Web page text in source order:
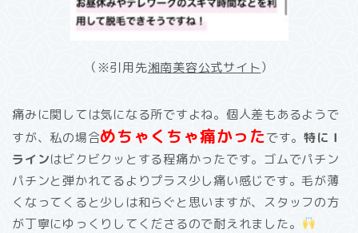
（※引用先湘南美容公式サイト）
痛みに関しては気になる所ですよね。個人差もあるようで
すが、私の場合めちゃくちゃ痛かったです。特にＩ
ラインはビクビクッとする程痛かったです。ゴムでパチン
パチンと弾かれてるよりプラス少し痛い感じです。毛が薄
くなってくると少しは和らぐと思いますが、スタッフの方
が丁寧にゆっくりしてくださるので耐えれました。